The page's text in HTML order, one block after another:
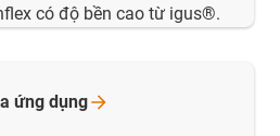
có độ bền cao từ igus®.
ứng dụng